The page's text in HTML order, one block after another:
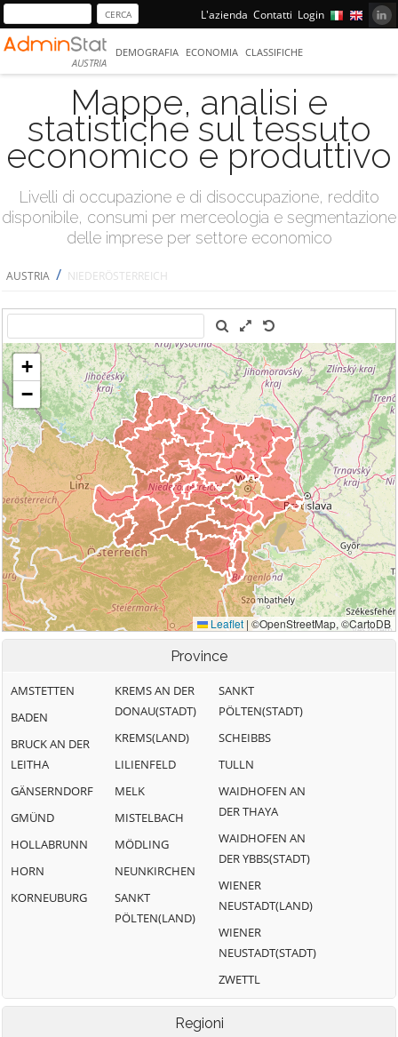
L'azienda Contatti Login
AUSTRIA
DEMOGRAFIA ECONOMIA CLASSIFICHE
Mappe, analisi e
statistiche sul tessuto
economico e produttivo
Livelli di occupazione e di disoccupazione, reddito
disponibile, consumi per merceologia e segmentazione
delle imprese per settore economico
AUSTRIA / NIEDERÖSTERREICH
Province
AMSTETTEN
BADEN
BRUCK AN DER
LEITHA
GÄNSERNDORF
GMÜND
HOLLABRUNN
HORN
KORNEUBURG
KREMS AN DER
DONAU(STADT)
KREMS(LAND)
LILIENFELD
MELK
MISTELBACH
MÖDLING
NEUNKIRCHEN
SANKT
PÖLTEN(LAND)
SANKT
PÖLTEN(STADT)
SCHEIBBS
TULLN
WAIDHOFEN AN
DER THAYA
WAIDHOFEN AN
DER YBBS(STADT)
WIENER
NEUSTADT(LAND)
WIENER
NEUSTADT(STADT)
ZWETTL
Regioni